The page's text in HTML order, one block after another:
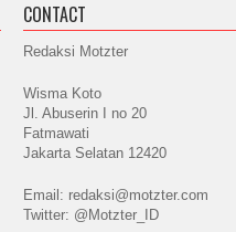
CONTACT
Redaksi Motzter
Wisma Koto
Jl. Abuserin I no 20
Fatmawati
Jakarta Selatan 12420
Email: redaksi@motzter.com
Twitter: @Motzter_ID